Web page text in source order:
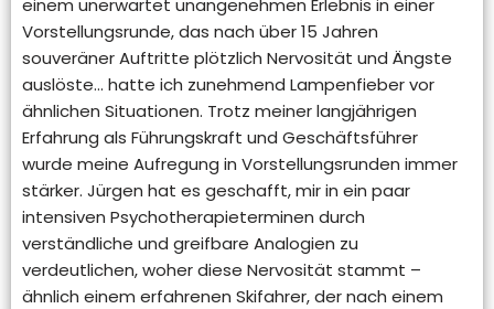
einem unerwartet unangenehmen Erlebnis in einer
Vorstellungsrunde, das nach über 15 Jahren
souveräner Auftritte plötzlich Nervosität und Ängste
auslöste… hatte ich zunehmend Lampenfieber vor
ähnlichen Situationen. Trotz meiner langjährigen
Erfahrung als Führungskraft und Geschäftsführer
wurde meine Aufregung in Vorstellungsrunden immer
stärker. Jürgen hat es geschafft, mir in ein paar
intensiven Psychotherapieterminen durch
verständliche und greifbare Analogien zu
verdeutlichen, woher diese Nervosität stammt –
ähnlich einem erfahrenen Skifahrer, der nach einem